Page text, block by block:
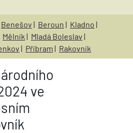
Benešov | Beroun | Kladno |
Mělník | Mladá Boleslav |
| Příbram | Rakovník
ve